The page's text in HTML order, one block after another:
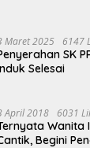
Maret 2025 6147
SK
Selesai
April 2018 6031
Wanita
Begini